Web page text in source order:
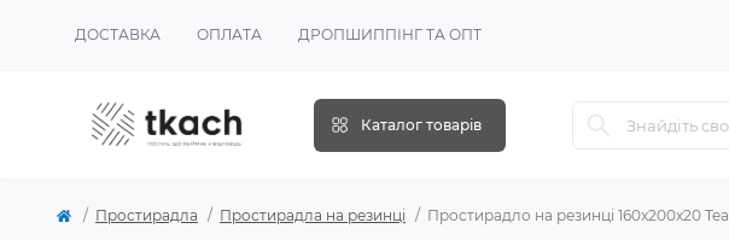
ДОСТАВКА ОПЛАТА ДРОПШИППІНГ ТА ОПТ
Каталог товарів
Простирадла Простирадла на резинці Простирадло на резинці 160x200x20 Teal